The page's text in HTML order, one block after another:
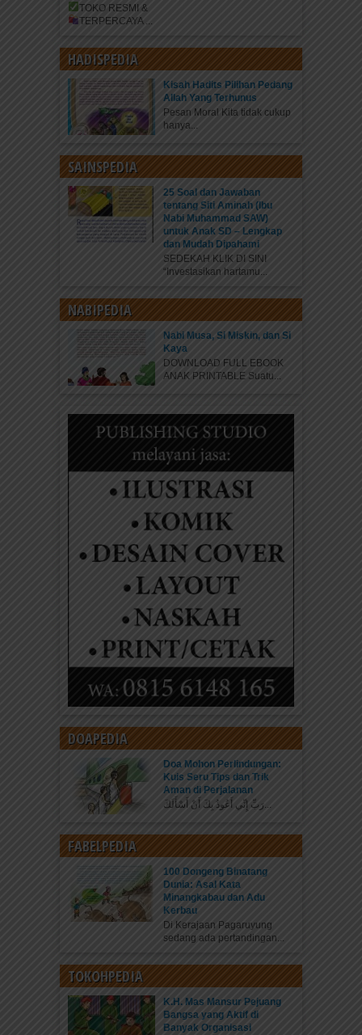
TOKO RESMI &
TERPERCAYA ...
HADISPEDIA
Kisah Hadits Pilihan Pedang
Allah Yang Terhunus
Pesan Moral Kita tidak cukup
hanya...
SAINSPEDIA
25 Soal dan Jawaban
tentang Siti Aminah (Ibu
Nabi Muhammad SAW)
untuk Anak SD – Lengkap
dan Mudah Dipahami
SEDEKAH KLIK DI SINI
“Investasikan hartamu...
NABIPEDIA
Nabi Musa, Si Miskin, dan Si
Kaya
DOWNLOAD FULL EBOOK
ANAK PRINTABLE Suatu...
DOAPEDIA
Doa Mohon Perlindungan:
Kuis Seru Tips dan Trik
Aman di Perjalanan
رَبِّ إِنِّي أَعُوذُ بِكَ أَنْ أَسْأَلَكَ...
FABELPEDIA
100 Dongeng Binatang
Dunia: Asal Kata
Minangkabau dan Adu
Kerbau
Di Kerajaan Pagaruyung
sedang ada pertandingan...
TOKOHPEDIA
K.H. Mas Mansur Pejuang
Bangsa yang Aktif di
Banyak Organisasi